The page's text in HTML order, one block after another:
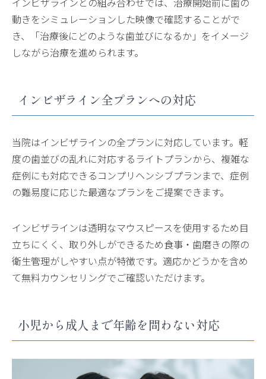
動きをシミュレーションした映像で確認することがで
き、「治療後にどのような歯並びになるか」をイメージ
しながら治療を進められます。
インビザライン全プランへの対応
当院はインビザラインの全プランに対応しています。軽
度の歯並びの乱れに対応するライトプランから、複雑な
症例にも対応できるコンプリヘンシブプランまで、症例
の難易度に応じた最適なプランをご提案できます。
インビザラインは透明なマウスピースを使用するため目
立ちにくく、取り外しができるため食事・歯磨きの際の
衛生管理がしやすい点が特徴です。適応かどうかを含め
て無料カウンセリングでご確認いただけます。
小児から成人まで年齢を問わない対応